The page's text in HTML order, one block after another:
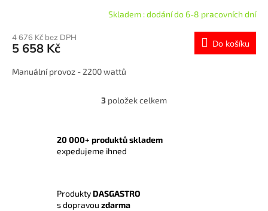
Skladem : dodání do 6-8 pracovních dní
4 676 Kč bez DPH
5 658 Kč Do košíku
Manuální provoz - 2200 wattů
O
á
p
3 položek celkem
20 000+ produktů skladem
expedujeme ihned
Produkty DASGASTRO
s dopravou zdarma